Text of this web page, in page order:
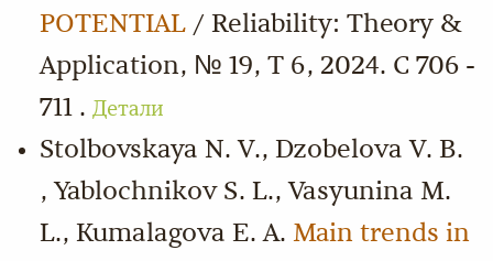
POTENTIAL / Reliability: Theory &
Application, № 19, Т 6, 2024. С 706 -
711 . Детали
Stolbovskaya N. V., Dzobelova V. B.
, Yablochnikov S. L., Vasyunina M.
L., Kumalagova E. A. Main trends in